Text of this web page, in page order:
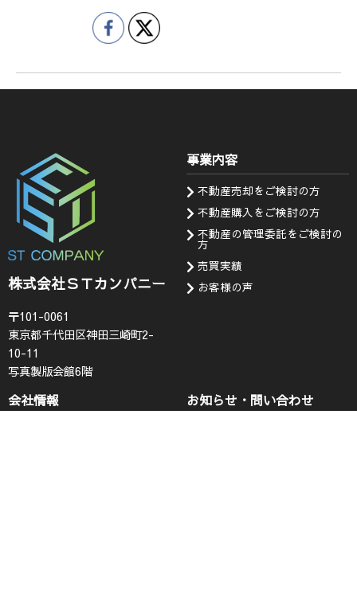
株式会社ＳＴカンパニー
〒101-0061
東京都千代田区神田三崎町2-
10-11
写真製版会館6階
事業内容
不動産売却をご検討の方
不動産購入をご検討の方
不動産の管理委託をご検討の
方
売買実績
お客様の声
会社情報 お知らせ・問い合わせ